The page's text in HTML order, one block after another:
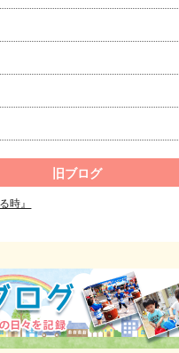
旧ブログ
時』